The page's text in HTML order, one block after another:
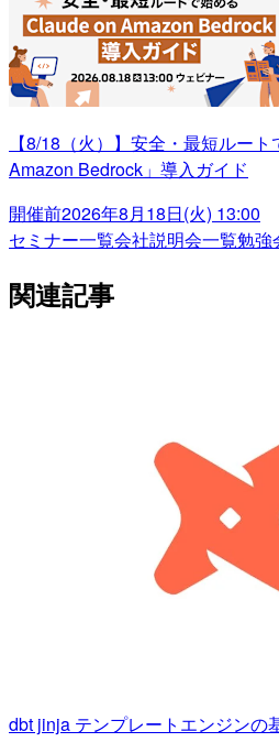
【8/18（火）】安全・最短ルー
Amazon Bedrock」導入ガイド
開催前2026年8月18日(火) 13:00
セミナー一覧会社説明会一覧勉強
関連記事
dbt jinja テンプレートエンジンの